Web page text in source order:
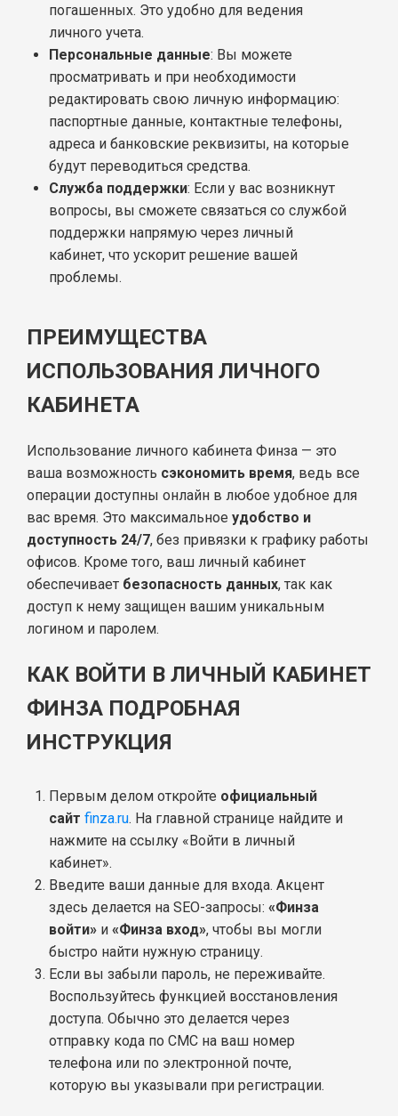
погашенных. Это удобно для ведения
личного учета.
Персональные данные: Вы можете
просматривать и при необходимости
редактировать свою личную информацию:
паспортные данные, контактные телефоны,
адреса и банковские реквизиты, на которые
будут переводиться средства.
Служба поддержки: Если у вас возникнут
вопросы, вы сможете связаться со службой
поддержки напрямую через личный
кабинет, что ускорит решение вашей
проблемы.
ПРЕИМУЩЕСТВА
ИСПОЛЬЗОВАНИЯ ЛИЧНОГО
КАБИНЕТА
Использование личного кабинета Финза — это
ваша возможность сэкономить время, ведь все
операции доступны онлайн в любое удобное для
вас время. Это максимальное удобство и
доступность 24/7, без привязки к графику работы
офисов. Кроме того, ваш личный кабинет
обеспечивает безопасность данных, так как
доступ к нему защищен вашим уникальным
логином и паролем.
КАК ВОЙТИ В ЛИЧНЫЙ КАБИНЕТ
ФИНЗА ПОДРОБНАЯ
ИНСТРУКЦИЯ
Первым делом откройте официальный
сайт finza.ru. На главной странице найдите и
нажмите на ссылку «Войти в личный
кабинет».
Введите ваши данные для входа. Акцент
здесь делается на SEO-запросы: «Финза
войти» и «Финза вход», чтобы вы могли
быстро найти нужную страницу.
Если вы забыли пароль, не переживайте.
Воспользуйтесь функцией восстановления
доступа. Обычно это делается через
отправку кода по СМС на ваш номер
телефона или по электронной почте,
которую вы указывали при регистрации.